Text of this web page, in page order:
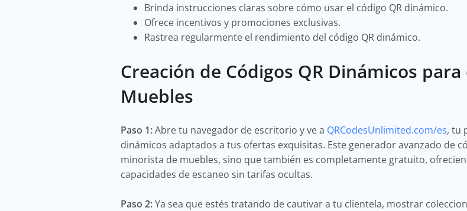
Brinda instrucciones claras sobre cómo usar el código QR dinámico.
Ofrece incentivos y promociones exclusivas.
Rastrea regularmente el rendimiento del código QR dinámico.
Creación de Códigos QR Dinámicos
Muebles
Paso 1:Abre tu navegador de escritorio y ve a QRCodesUnlimited.com/es, tu
dinámicos adaptados a tus ofertas exquisitas. Este generador avanzado de
minorista de muebles, sino que también es completamente gratuito,
capacidades de escaneo sin tarifas ocultas.
Paso 2:Ya sea que estés tratando de cautivar a tu clientela, mostrar